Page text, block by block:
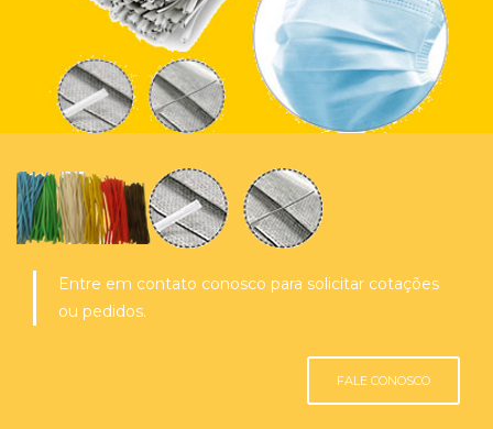
Entre em contato conosco para solicitar cotações
ou pedidos.
FALE CONOSCO